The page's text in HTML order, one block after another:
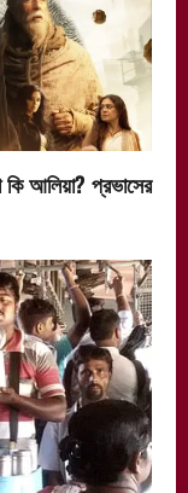
কি আলিয়া? প্রভাসের